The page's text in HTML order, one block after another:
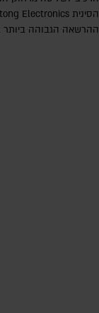
ההרשאה הגבוהה ביותר